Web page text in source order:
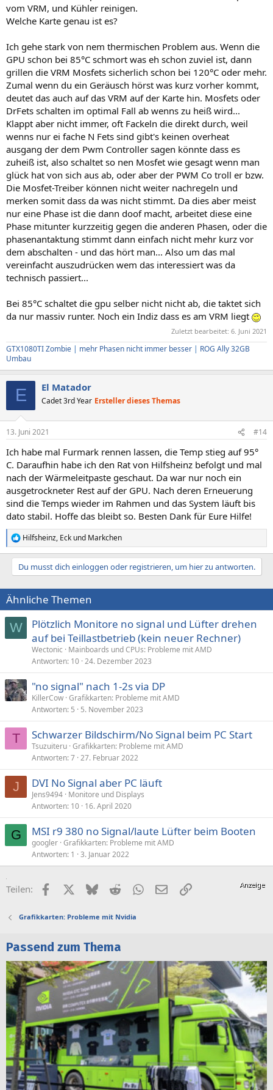
vom VRM, und Kühler reinigen.
Welche Karte genau ist es?
Ich gehe stark von nem thermischen Problem aus. Wenn die
GPU schon bei 85°C schmort was eh schon zuviel ist, dann
grillen die VRM Mosfets sicherlich schon bei 120°C oder mehr.
Zumal wenn du ein Geräusch hörst was kurz vorher kommt,
deutet das auch auf das VRM auf der Karte hin. Mosfets oder
DrFets schalten im optimal Fall ab wenns zu heiß wird...
Klappt aber nicht immer, oft Fackeln die direkt durch, weil
wenns nur ei fache N Fets sind gibt's keinen overheat
ausgang der dem Pwm Controller sagen könnte dass es
zuheiß ist, also schaltet so nen Mosfet wie gesagt wenn man
glück hat von sich aus ab, oder aber der PWM Co troll er bzw.
Die Mosfet-Treiber können nicht weiter nachregeln und
merken somit dass da was nicht stimmt. Da dies aber meist
nur eine Phase ist die dann doof macht, arbeitet diese eine
Phase mitunter kurzzeitig gegen die anderen Phasen, oder die
phasenantaktung stimmt dann einfach nicht mehr kurz vor
dem abschalten - und das hört man... Also um das mal
vereinfacht auszudrücken wem das interessiert was da
technisch passiert...
Bei 85°C schaltet die gpu selber nicht nicht ab, die taktet sich
da nur massiv runter. Noch ein Indiz dass es am VRM liegt
Zuletzt bearbeitet: 6. Juni 2021
GTX1080TI Zombie | mehr Phasen nicht immer besser | ROG Ally 32GB
Umbau
E El Matador
Cadet 3rd Year Ersteller dieses Themas
13. Juni 2021 #14
Ich habe mal Furmark rennen lassen, die Temp stieg auf 95°
C. Daraufhin habe ich den Rat von Hilfsheinz befolgt und mal
nach der Wärmeleitpaste geschaut. Da war nur noch ein
ausgetrockneter Rest auf der GPU. Nach deren Erneuerung
sind die Temps wieder im Rahmen und das System läuft bis
dato stabil. Hoffe das bleibt so. Besten Dank für Eure Hilfe!
R
e
a
i
o
n
e
n
:
Hilfsheinz, Eck und Markchen
Du musst dich einloggen oder registrieren, um hier zu antworten.
Ähnliche Themen
W
Plötzlich Monitore no signal und Lüfter drehen
auf bei Teillastbetrieb (kein neuer Rechner)
Wectonic
Mainboards und CPUs: Probleme mit AMD
Antworten 10 24. Dezember 2023
"no signal" nach 1-2s via DP
KillerCow Grafikkarten: Probleme mit AMD
Antworten 5 5. November 2023
T Schwarzer Bildschirm/No Signal beim PC Start
Tsuzuiteru Grafikkarten: Probleme mit AMD
Antworten 7 27. Februar 2022
J DVI No Signal aber PC läuft
Jens9494 Monitore und Displays
Antworten 10 16. April 2020
G MSI r9 380 no Signal/laute Lüfter beim Booten
googler Grafikkarten: Probleme mit AMD
Antworten 1 3. Januar 2022
Teilen: FacebookX (Twitter)
BlueskyRedditWhatsApp
E-MailLink
Grafikkarten: Probleme mit Nvidia
Passend zum Thema